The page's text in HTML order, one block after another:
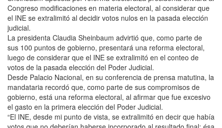
Congreso modificaciones en materia electoral, al considerar que
el INE se extralimitó al decidir votos nulos en la pasada elección
judicial.
La presidenta Claudia Sheinbaum advirtió que, como parte de
sus 100 puntos de gobierno, presentará una reforma electoral,
luego de considerar que el INE se extralimitó en el conteo de
votos de la pasada elección del Poder Judicial.
Desde Palacio Nacional, en su conferencia de prensa matutina, la
mandataria recordó que, como parte de sus compromisos de
gobierno, está una reforma electoral, al afirmar que fue excesivo
el gasto en la primera elección del Poder Judicial.
“El INE, desde mi punto de vista, se extralimitó en decir que había